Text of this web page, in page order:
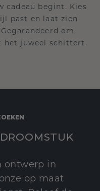
cadeau begint. Kies
past en laat zien
om
het juweel schittert.
ontwerp in
op maat